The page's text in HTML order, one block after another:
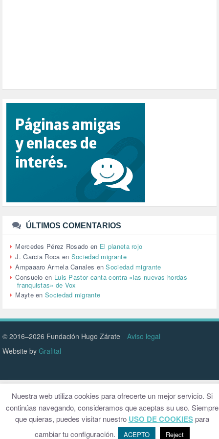
PUERTO DE VALENCIA (1)
RACISMO (1)
RELIGIÓN (114)
REPUBLICA (1)
SALUD (108)
SENSIBILIZACIÓN (576)
SINDICATOS (12)
TTIP (6)
URBANISMO (1)
URBANIZACIÓN (1)
VEJEZ (1)
VENEZUELA (3)
VENEZULA (1)
VIAJES (1)
VIOLENCIA (2)
VIOLENCIA DE GÉNERO (223)
VIVIENDA (9)
VOLODIMIR ZELENSKY (1)
ÚLTIMOS COMENTARIOS
Mercedes Pérez Rosado en El planeta rojo
J. Garcia Roca en Sociedad migrante
Ampaaaro Armela Canales enSociedad migrante
Consuelo en Luis Pastor canta contra «las nuevas hordas
franquistas» de Vox
MayteenSociedad migrante
© 2016–2026 Fundación Hugo Zárate
Aviso legal
Website by Grafital
Nuestra web utiliza cookies para ofrecerte un mejor servicio. Si
continúas navegando, consideramos que aceptas su uso. Siempre
que quieras, puedes visitar nuestro USO DE COOKIESpara
cambiar tu configuración.
ACEPTO Reject